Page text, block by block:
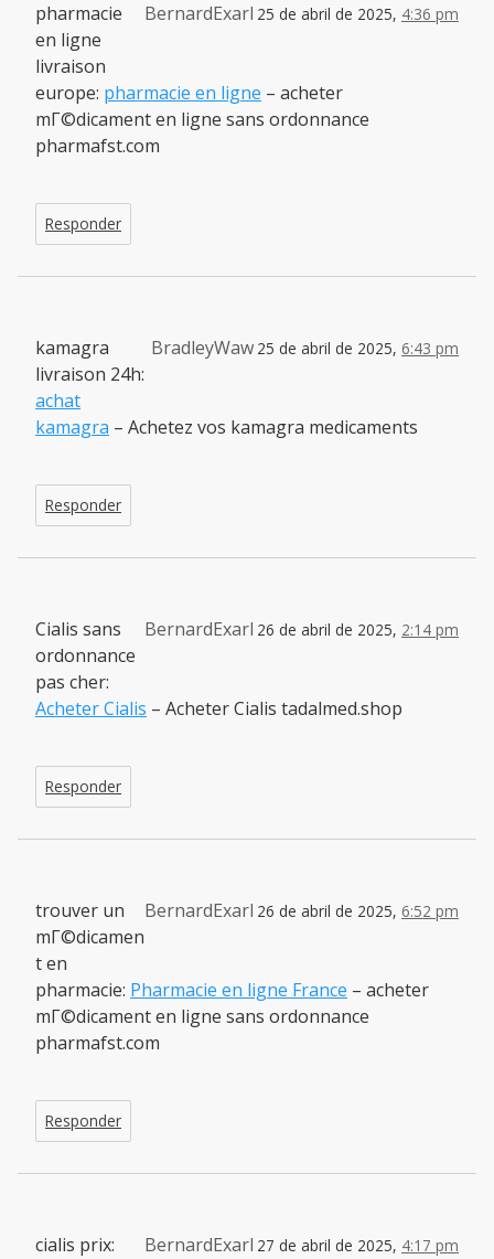
BernardExarl 25 de abril de 2025, 4:36 pm
pharmacie
en ligne
livraison
europe: pharmacie en ligne – acheter
mГ©dicament en ligne sans ordonnance
pharmafst.com
Responder
BradleyWaw 25 de abril de 2025, 6:43 pm
kamagra
livraison 24h:
achat
kamagra – Achetez vos kamagra medicaments
Responder
BernardExarl 26 de abril de 2025, 2:14 pm
Cialis sans
ordonnance
pas cher:
Acheter Cialis – Acheter Cialis tadalmed.shop
Responder
BernardExarl 26 de abril de 2025, 6:52 pm
trouver un
mГ©dicamen
t en
pharmacie: Pharmacie en ligne France – acheter
mГ©dicament en ligne sans ordonnance
pharmafst.com
Responder
BernardExarl 27 de abril de 2025, 4:17 pm
cialis prix: